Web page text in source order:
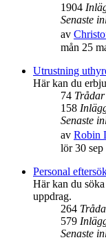
1904
Senaste
av
mån 25
Utrustning
Här kan du
74 Trådar
158
Senaste
av Robin
lör 30
Personal
Här kan du
uppdrag.
264
579
Senaste